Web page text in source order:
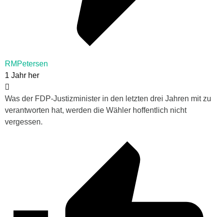
RMPetersen
1 Jahr her
Was der FDP-Justizminister in den letzten drei Jahren mit zu
verantworten hat, werden die Wähler hoffentlich nicht
vergessen.